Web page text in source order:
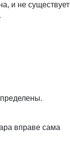
и не существует
вправе сама